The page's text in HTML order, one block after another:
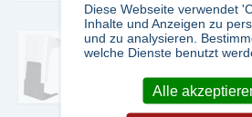
Diese Webseite verwendet
Inhalte und Anzeigen zu
und zu analysieren.
welche Dienste benutzt
Alle